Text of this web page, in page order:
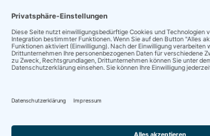
Impressum /